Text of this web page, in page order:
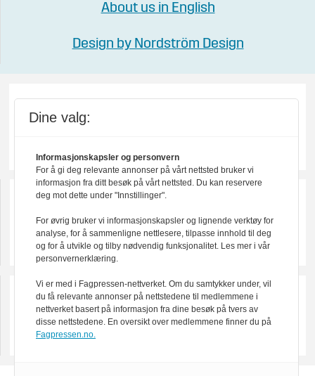
About us in English
Design by Nordström Design
Dine valg:
Informasjonskapsler og personvern
For å gi deg relevante annonser på vårt nettsted bruker vi
informasjon fra ditt besøk på vårt nettsted. Du kan reservere
deg mot dette under "Innstillinger".
For øvrig bruker vi informasjonskapsler og lignende verktøy for
analyse, for å sammenligne nettlesere, tilpasse innhold til deg
og for å utvikle og tilby nødvendig funksjonalitet. Les mer i vår
personvernerklæring.
Vi er med i Fagpressen-nettverket. Om du samtykker under, vil
du få relevante annonser på nettstedene til medlemmene i
nettverket basert på informasjon fra dine besøk på tvers av
disse nettstedene. En oversikt over medlemmene finner du på
Fagpressen.no.